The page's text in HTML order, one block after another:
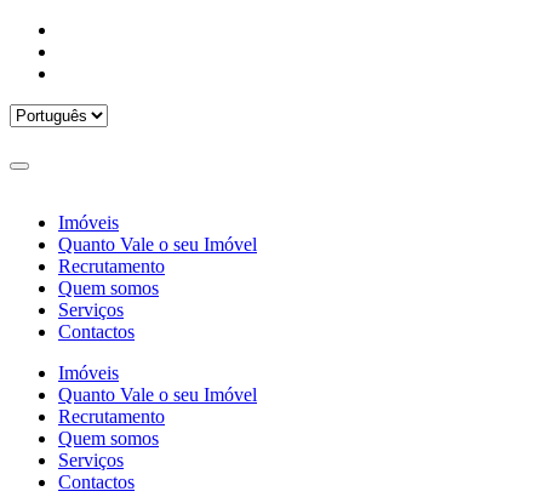
Imóveis
Quanto Vale o seu Imóvel
Recrutamento
Quem somos
Serviços
Contactos
Imóveis
Quanto Vale o seu Imóvel
Recrutamento
Quem somos
Serviços
Contactos